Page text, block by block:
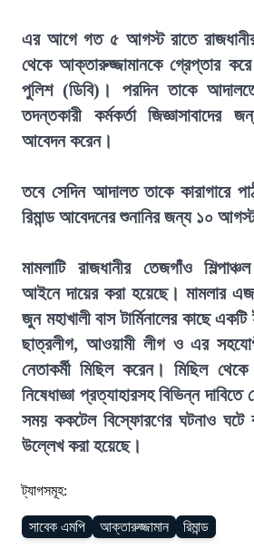
এর আগে গত ৫ আগস্ট রাতে রাজধানীর
থেকে আক্তারুজ্জামানকে গ্রেপ্তার করে
পুলিশ (ডিবি)। পরদিন তাকে
তদন্তকারী কর্মকর্তা জিজ্ঞাসাবাদের
আবেদন করেন।
তবে সেদিন আদালত তাকে কারাগারে
রিমান্ড আবেদনের শুনানির জন্য ১০ আগস্ট
মামলাটি রাজধানীর তেজগাঁও
আইনে দায়ের করা হয়েছে। মামলার
জুন মহাখালী বাস টার্মিনালের কাছে
ছাত্রলীগ, আওয়ামী লীগ ও এর
নেতাকর্মী মিছিল করেন। মিছিল
নিষেধাজ্ঞা প্রত্যাহারসহ বিভিন্ন
সময় ককটেল বিস্ফোরণের ঘটনাও ঘটে
উল্লেখ করা হয়েছে।
ট্যাগসমূহ:
সাবেক এমপি আক্তারুজ্জামান রিমান্ড